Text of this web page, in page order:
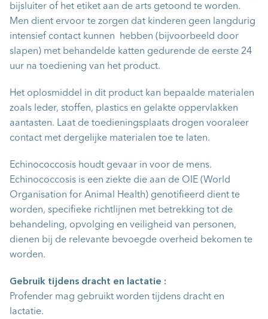
bijsluiter of het etiket aan de arts getoond te worden.
Men dient ervoor te zorgen dat kinderen geen langdurig
intensief contact kunnen hebben (bijvoorbeeld door
slapen) met behandelde katten gedurende de eerste 24
uur na toediening van het product.
Het oplosmiddel in dit product kan bepaalde materialen
zoals leder, stoffen, plastics en gelakte oppervlakken
aantasten. Laat de toedieningsplaats drogen vooraleer
contact met dergelijke materialen toe te laten.
Echinococcosis houdt gevaar in voor de mens.
Echinococcosis is een ziekte die aan de OIE (World
Organisation for Animal Health) genotifieerd dient te
worden, specifieke richtlijnen met betrekking tot de
behandeling, opvolging en veiligheid van personen,
dienen bij de relevante bevoegde overheid bekomen te
worden.
Gebruik tijdens dracht en lactatie :
Profender mag gebruikt worden tijdens dracht en
lactatie.